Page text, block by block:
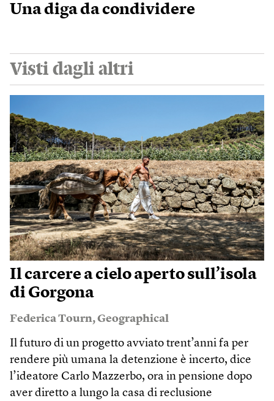
Una diga da condividere
Visti dagli altri
Il carcere a cielo aperto sull’isola
di Gorgona
Federica Tourn,Geographical
Il futuro di un progetto avviato trent’anni fa per
rendere più umana la detenzione è incerto, dice
l’ideatore Carlo Mazzerbo, ora in pensione dopo
aver diretto a lungo la casa di reclusione